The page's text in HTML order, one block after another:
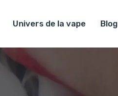
Univers de la vape Blog